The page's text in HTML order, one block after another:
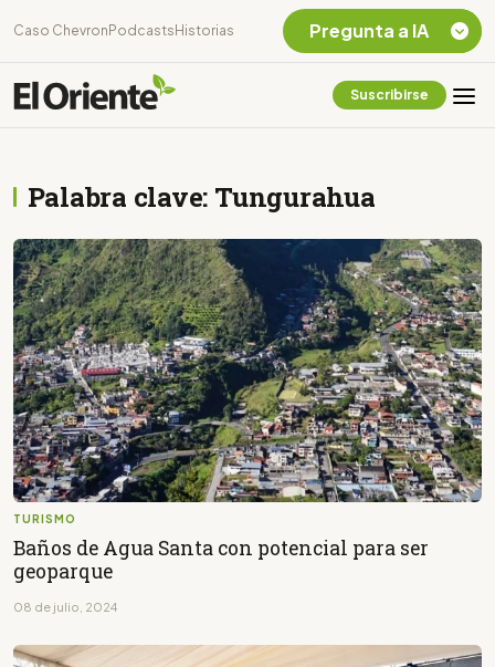
Caso Chevron Podcasts Historias
Suscribirse
Palabra clave: Tungurahua
TURISMO
Baños de Agua Santa con potencial para ser
geoparque
08 de julio, 2024
Pregunta a IA
Listar destinos
Amazonia Ecuatoriana
¿En que consiste la
tasa minera que rige en
Ecuador?